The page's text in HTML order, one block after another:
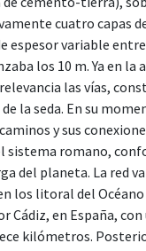
cuatro capas
espesor variable entre
los 10 m. Ya en la
las vías,
la seda. En su
y sus
sistema romano,
del planeta. La red
los litoral del
Cádiz, en España,
kilómetros.